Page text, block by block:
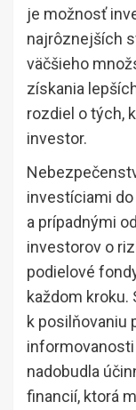
je možnosť
najrôznejších
väčšieho
získania
rozdiel o tých,
investor.
investíciami
a prípadnými
investorov o
podielové
každom kroku.
k posilňovaniu
nadobudla
financií, ktorá